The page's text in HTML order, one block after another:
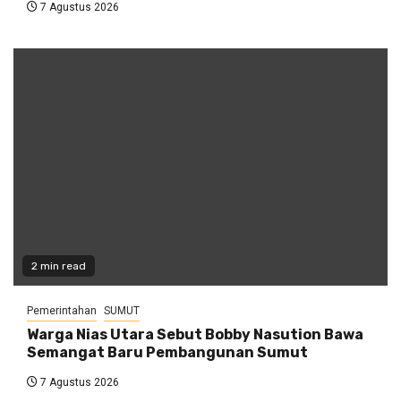
7 Agustus 2026
2 min read
Pemerintahan SUMUT
Warga Nias Utara Sebut Bobby Nasution Bawa
Semangat Baru Pembangunan Sumut
7 Agustus 2026